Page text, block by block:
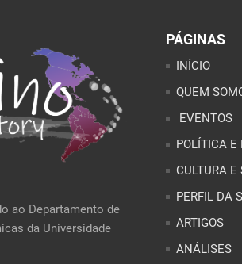
ao Departamento de
da Universidade
PÁGINAS
INÍCIO
QUEM
EVENTOS
POLÍTICA E
CULTURA E
PERFIL DA
ARTIGOS
ANÁLISES